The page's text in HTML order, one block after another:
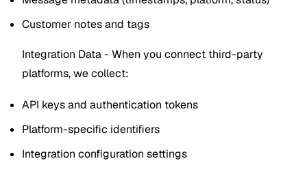
Customer notes and tags
Integration Data - When you connect third-party
platforms, we collect:
API keys and authentication tokens
Platform-specific identifiers
Integration configuration settings